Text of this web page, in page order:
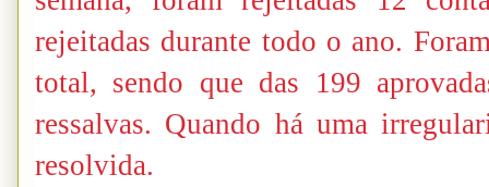
rejeitadas durante todo o ano.
total, sendo que das 199
ressalvas. Quando há uma
resolvida.